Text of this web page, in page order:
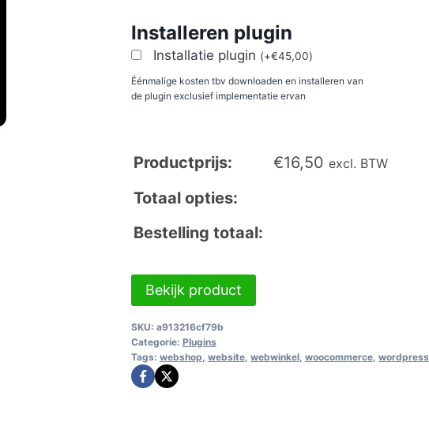
Installeren plugin
Installatie plugin (+€45,00)
Éénmalige kosten tbv downloaden en installeren van
de plugin exclusief implementatie ervan
Productprijs: €16,50 excl. BTW
Totaal opties:
Bestelling totaal:
Bekijk product
SKU: a913216cf79b
Categorie: Plugins
Tags: webshop website, webwinkel, woocommerce, wordpress